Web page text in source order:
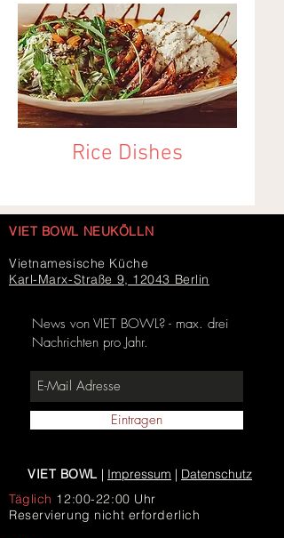
Rice Dishes
VIET BOWL NEUKÖLLN
Vietnamesische Küche
Karl-Marx-Straße 9, 12043 Berlin
News von VIET BOWL? - max. drei
Nachrichten pro Jahr.
Eintragen
VIET BOWL | Impressum | Datenschutz
Täglich 12:00-22:00 Uhr
Reservierung nicht erforderlich